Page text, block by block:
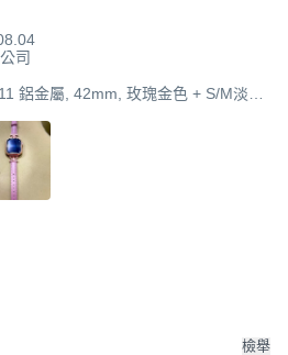
司
鋁金屬, 42mm, 玫瑰金色 + S/M淡胭
檢舉